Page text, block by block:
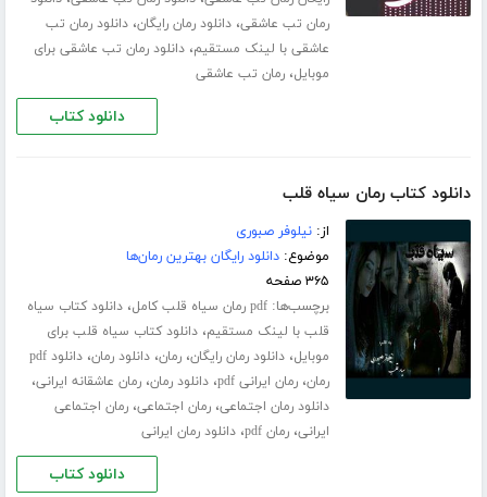
رمان تب عاشقی،دانلود رمان رایگان،دانلود رمان تب
عاشقی با لینک مستقیم،دانلود رمان تب عاشقی برای
موبایل،رمان تب عاشقی
دانلود کتاب
دانلود کتاب رمان سیاه قلب
از:نیلوفر صبوری
موضوع:دانلود رایگان بهترین رمان‌ها
۳۶۵ صفحه
برچسب‌ها:pdf رمان سیاه قلب کامل ،دانلود کتاب سیاه
قلب با لینک مستقیم،دانلود کتاب سیاه قلب برای
موبایل،دانلود رمان رایگان،رمان،دانلود رمان،
دانلود pdf
رمان،رمان ایرانی pdf ،دانلود رمان،رمان عاشقانه ایرانی،
دانلود رمان اجتماعی،رمان اجتماعی،رمان اجتماعی
ایرانی،رمان pdf ،دانلود رمان ایرانی
دانلود کتاب